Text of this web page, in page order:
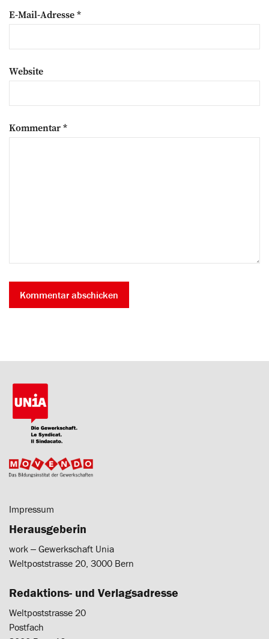
E-Mail-Adresse*
Website
Kommentar*
Impressum
Herausgeberin
work ‒ Gewerkschaft Unia
Weltpoststrasse 20, 3000 Bern
Redaktions- und Verlagsadresse
Weltpoststrasse 20
Postfach